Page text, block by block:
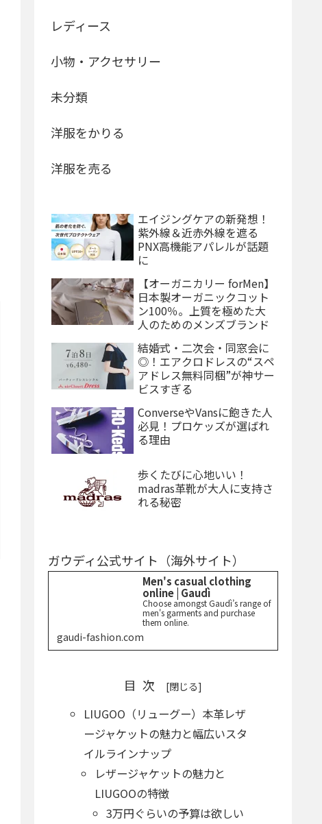
レディース
小物・アクセサリー
未分類
洋服をかりる
洋服を売る
エイジングケアの新発想！
紫外線＆近赤外線を遮る
PNX高機能アパレルが話題
に
【オーガニカリー forMen】
日本製オーガニックコット
ン100％。上質を極めた大
人のためのメンズブランド
結婚式・二次会・同窓会に
◎！エアクロドレスの“スペ
アドレス無料同梱”が神サー
ビスすぎる
ConverseやVansに飽きた人
必見！プロケッズが選ばれ
る理由
歩くたびに心地いい！
madras革靴が大人に支持さ
れる秘密
ガウディ公式サイト（海外サイト）
Men's casual clothing
online | Gaudì
Choose amongst Gaudì’s range of
men's garments and purchase
them online.
gaudi-fashion.com
目次
LIUGOO（リューグー）本革レザ
ージャケットの魅力と幅広いスタ
イルラインナップ
レザージャケットの魅力と
LIUGOOの特徴
3万円ぐらいの予算は欲しい